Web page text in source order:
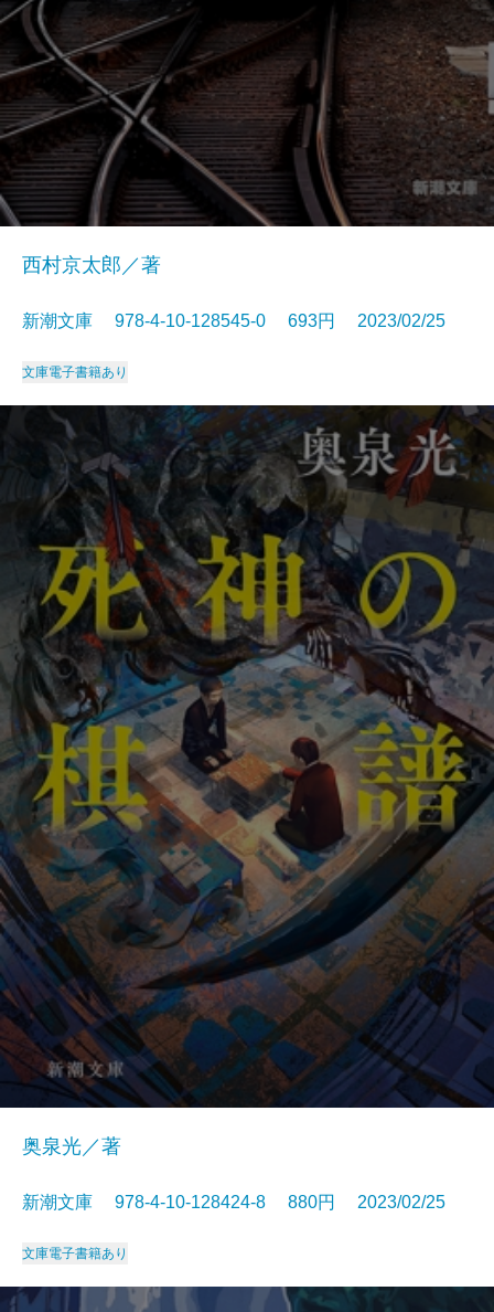
西村京太郎／著
新潮文庫 978-4-10-128545-0 693円 2023/02/25
文庫電子書籍あり
奥泉光／著
新潮文庫 978-4-10-128424-8 880円 2023/02/25
文庫電子書籍あり